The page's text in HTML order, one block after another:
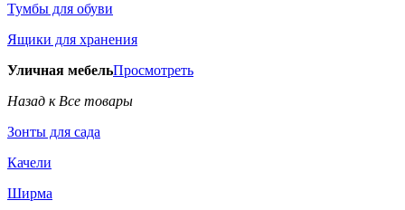
Тумбы для обуви
Ящики для хранения
Уличная мебельПросмотреть
Назад к Все товары
Зонты для сада
Качели
Ширма